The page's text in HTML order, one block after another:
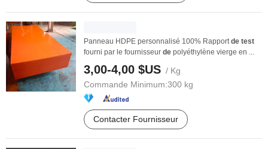
Panneau HDPE personnalisé 100% Rapportde test
fourni par le fournisseur de polyéthylène vierge en ...
3,00-4,00 $US / Kg
Commande Minimum:300 kg
Contacter Fournisseur